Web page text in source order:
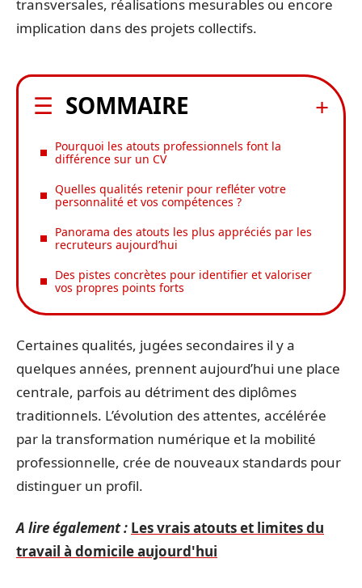
transversales, réalisations mesurables ou encore
implication dans des projets collectifs.
SOMMAIRE
Pourquoi les atouts professionnels font la
différence sur un CV
Quelles qualités retenir pour refléter votre
personnalité et vos compétences ?
Panorama des atouts les plus appréciés par les
recruteurs aujourd’hui
Des pistes concrètes pour identifier et valoriser
vos propres points forts
Certaines qualités, jugées secondaires il y a
quelques années, prennent aujourd’hui une place
centrale, parfois au détriment des diplômes
traditionnels. L’évolution des attentes, accélérée
par la transformation numérique et la mobilité
professionnelle, crée de nouveaux standards pour
distinguer un profil.
A lire également : Les vrais atouts et limites du
travail à domicile aujourd'hui